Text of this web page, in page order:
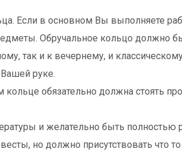
Если в основном Вы выполняете
Обручальное кольцо должно
так и к вечернему, и
руке.
обязательно должна стоять
и желательно быть полностью
но должно присутствовать что